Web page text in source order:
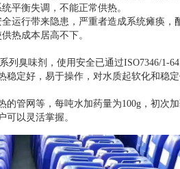
衡失调，不能正常供热。
行带来隐患，严重者造成系统瘫痪，
热成本居高不下。
臭味剂，使用安全已通过ISO7346/1-
稳定好，易于操作，对水质起软化和稳
网等，每吨水加药量为100g，初次加
可以灵活掌握。